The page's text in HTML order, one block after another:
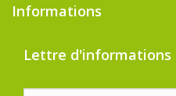
Informations
Lettre d'informations